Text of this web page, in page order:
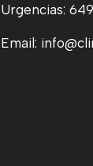
Urgencias:
Email: